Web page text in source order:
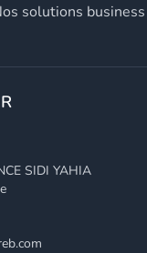
solutions business
SIDI YAHIA